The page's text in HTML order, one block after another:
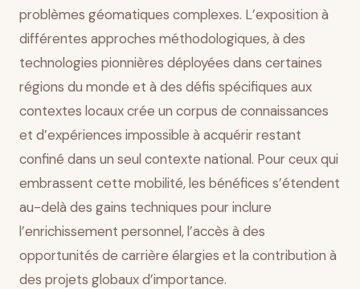
problèmes géomatiques complexes. L’exposition à
différentes approches méthodologiques, à des
technologies pionnières déployées dans certaines
régions du monde et à des défis spécifiques aux
contextes locaux crée un corpus de connaissances
et d’expériences impossible à acquérir restant
confiné dans un seul contexte national. Pour ceux qui
embrassent cette mobilité, les bénéfices s’étendent
au-delà des gains techniques pour inclure
l’enrichissement personnel, l’accès à des
opportunités de carrière élargies et la contribution à
des projets globaux d’importance.